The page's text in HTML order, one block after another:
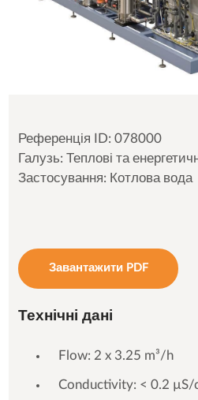
Референція ID: 078000
Галузь: Теплові та
Застосування: Котлова вода
Завантажити PDF
Технічні дані
Flow: 2 x 3.25 m³/h
Conductivity: < 0.2 µS/